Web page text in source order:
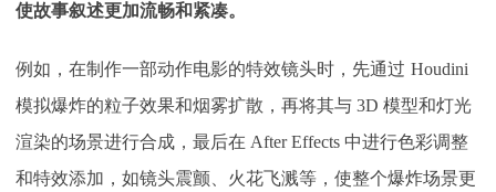
使故事叙述更加流畅和紧凑。
例如，在制作一部动作电影的特效镜头时，先通过 Houdini
模拟爆炸的粒子效果和烟雾扩散，再将其与 3D 模型和灯光
渲染的场景进行合成，最后在 After Effects 中进行色彩调整
和特效添加，如镜头震颤、火花飞溅等，使整个爆炸场景更